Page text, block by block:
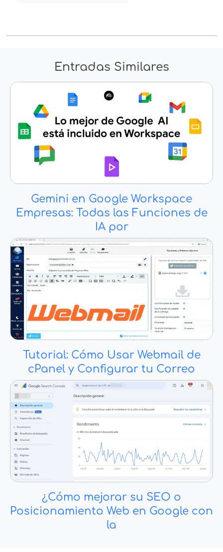
Entradas Similares
Gemini en Google Workspace
Empresas: Todas las Funciones de
IA por
Tutorial: Cómo Usar Webmail de
cPanel y Configurar tu Correo
¿Cómo mejorar su SEO o
Posicionamiento Web en Google con
la